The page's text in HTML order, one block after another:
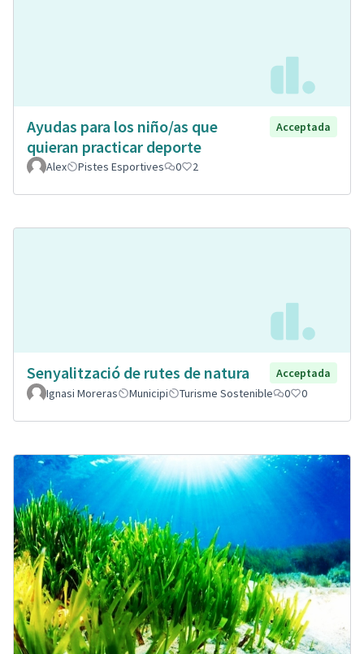
Ayudas para los niño/as que
quieran practicar deporte
Acceptada
Alex Pistes Esportives 0 2
Senyalització de rutes de natura
Acceptada
Ignasi Moreras
Municipi Turisme Sostenible 0 0